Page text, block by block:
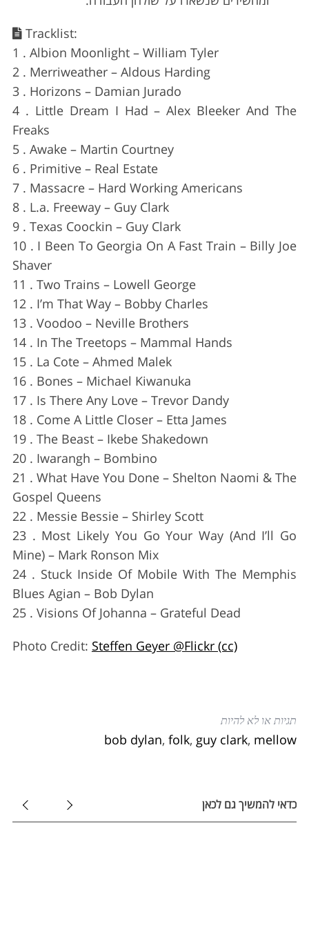
Tracklist:
1 . Albion Moonlight – William Tyler
2 . Merriweather – Aldous Harding
3 . Horizons – Damian Jurado
4 . Little Dream I Had – Alex Bleeker And The
Freaks
5 . Awake – Martin Courtney
6 . Primitive – Real Estate
7 . Massacre – Hard Working Americans
8 . L.a. Freeway – Guy Clark
9 . Texas Coockin – Guy Clark
10 . I Been To Georgia On A Fast Train – Billy Joe
Shaver
11 . Two Trains – Lowell George
12 . I’m That Way – Bobby Charles
13 . Voodoo – Neville Brothers
14 . In The Treetops – Mammal Hands
15 . La Cote – Ahmed Malek
16 . Bones – Michael Kiwanuka
17 . Is There Any Love – Trevor Dandy
18 . Come A Little Closer – Etta James
19 . The Beast – Ikebe Shakedown
20 . Iwarangh – Bombino
21 . What Have You Done – Shelton Naomi & The
Gospel Queens
22 . Messie Bessie – Shirley Scott
23 . Most Likely You Go Your Way (And I’ll Go
Mine) – Mark Ronson Mix
24 . Stuck Inside Of Mobile With The Memphis
Blues Agian – Bob Dylan
25 . Visions Of Johanna – Grateful Dead
Photo Credit: Steffen Geyer @Flickr (cc)
תגיות או לא להיות
bob dylan,folk, guy clark, mellow
כדאי להמשיך גם לכאן